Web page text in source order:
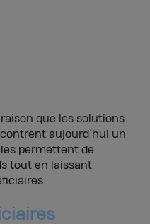
que les solutions
aujourd’hui un
permettent de
tout en laissant